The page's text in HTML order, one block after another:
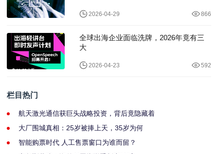
2026-04-29 866
全球出海企业面临洗牌，2026年竟有三
大
2026-04-23 592
栏目热门
航天激光通信获巨头战略投资，背后竟隐藏着
大厂围城真相：25岁被捧上天，35岁为何
智能购票时代 人工售票窗口为谁而留？